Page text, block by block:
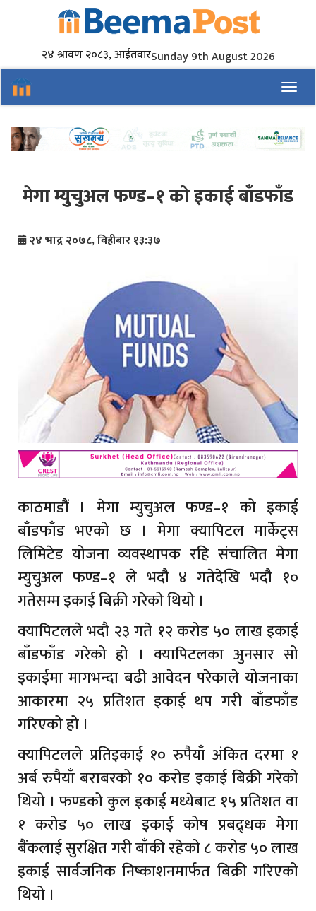
२४ श्रावण २०८३, आईतवारSunday 9th August 2026
मेगा म्युचुअल फण्ड–१ को इकाई बाँडफाँड
२४ भाद्र २०७८, बिहीबार १३:३७
काठमाडौं । मेगा म्युचुअल फण्ड–१ को इकाई
बाँडफाँड भएको छ । मेगा क्यापिटल मार्केट्स
लिमिटेड योजना व्यवस्थापक रहि संचालित मेगा
म्युचुअल फण्ड–१ ले भदौ ४ गतेदेखि भदौ १०
गतेसम्म इकाई बिक्री गरेको थियो ।
क्यापिटलले भदौ २३ गते १२ करोड ५० लाख इकाई
बाँडफाँड गरेको हो । क्यापिटलका अुनसार सो
इकाईमा मागभन्दा बढी आवेदन परेकाले योजनाका
आकारमा २५ प्रतिशत इकाई थप गरी बाँडफाँड
गरिएको हो ।
क्यापिटलले प्रतिइकाई १० रुपैयाँ अंकित दरमा १
अर्ब रुपैयाँ बराबरको १० करोड इकाई बिक्री गरेको
थियो । फण्डको कुल इकाई मध्येबाट १५ प्रतिशत वा
१ करोड ५० लाख इकाई कोष प्रबद्र्धक मेगा
बैंकलाई सुरक्षित गरी बाँकी रहेको ८ करोड ५० लाख
इकाई सार्वजनिक निष्काशनमार्फत बिक्री गरिएको
थियो ।